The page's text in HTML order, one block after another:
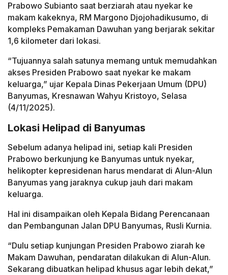
Prabowo Subianto saat berziarah atau nyekar ke
makam kakeknya, RM Margono Djojohadikusumo, di
kompleks Pemakaman Dawuhan yang berjarak sekitar
1,6 kilometer dari lokasi.
“Tujuannya salah satunya memang untuk memudahkan
akses Presiden Prabowo saat nyekar ke makam
keluarga,” ujar Kepala Dinas Pekerjaan Umum (DPU)
Banyumas, Kresnawan Wahyu Kristoyo, Selasa
(4/11/2025).
Lokasi Helipad di Banyumas
Sebelum adanya helipad ini, setiap kali Presiden
Prabowo berkunjung ke Banyumas untuk nyekar,
helikopter kepresidenan harus mendarat di Alun-Alun
Banyumas yang jaraknya cukup jauh dari makam
keluarga.
Hal ini disampaikan oleh Kepala Bidang Perencanaan
dan Pembangunan Jalan DPU Banyumas, Rusli Kurnia.
“Dulu setiap kunjungan Presiden Prabowo ziarah ke
Makam Dawuhan, pendaratan dilakukan di Alun-Alun.
Sekarang dibuatkan helipad khusus agar lebih dekat,”